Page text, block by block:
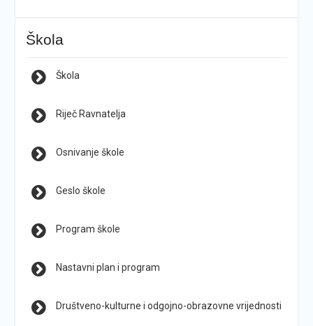
Škola
Škola
Riječ Ravnatelja
Osnivanje škole
Geslo škole
Program škole
Nastavni plan i program
Društveno-kulturne i odgojno-obrazovne vrijednosti